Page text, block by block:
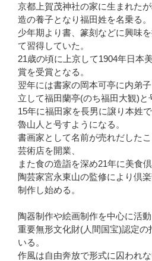
京都上賀茂神社の家に生まれた
造の養子となり福田姓を名乗る。
少年期より書、篆刻などに興味
て習得していた。
21歳の頃に上京して1904年日本
賞を受賞となる。
翌年には書家の岡本可亭に内弟
立して福田蘭亭(のち福田大観)と
15年に福田家を長男に譲り本姓
魯山人と号すようになる。
書画家として名前が売れだした
芸術店を開業、
また食の造詣を深め21年に美食
陶芸家宮永東山の監修により倶
制作し始める。
陶器制作や絵画制作を中心に活
重要無形文化財(人間国宝)認定の
いる。
作風は自由奔放で形式に囚われな